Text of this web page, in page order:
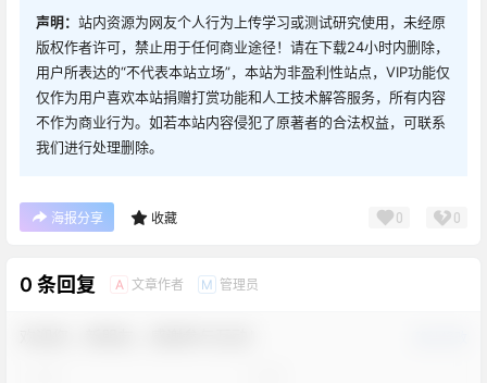
声明： 站内资源为网友个人行为上传学习或测试研究使用，未经原
版权作者许可，禁止用于任何商业途径！请在下载24小时内删除，
用户所表达的“不代表本站立场”，本站为非盈利性站点，VIP功能仅
仅作为用户喜欢本站捐赠打赏功能和人工技术解答服务，所有内容
不作为商业行为。如若本站内容侵犯了原著者的合法权益，可联系
我们进行处理删除。
海报分享 收藏 0 0
0 条回复 A 文章作者 M 管理员